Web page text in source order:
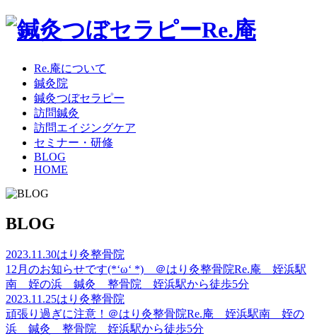
Re.庵について
鍼灸院
鍼灸つぼセラピー
訪問鍼灸
訪問エイジングケア
セミナー・研修
BLOG
HOME
BLOG
2023.11.30はり灸整骨院
12月のお知らせです(*‘ω‘ *) ＠はり灸整骨院Re.庵 姪浜駅
南 姪の浜 鍼灸 整骨院 姪浜駅から徒歩5分
2023.11.25はり灸整骨院
頑張り過ぎに注意！＠はり灸整骨院Re.庵 姪浜駅南 姪の
浜 鍼灸 整骨院 姪浜駅から徒歩5分